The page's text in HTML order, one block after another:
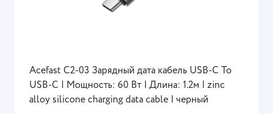
Acefast C2-03 Зарядный дата кабель USB-C To
USB-C | Мощность: 60 Вт | Длина: 1.2м | zinc
alloy silicone charging data cable | черный